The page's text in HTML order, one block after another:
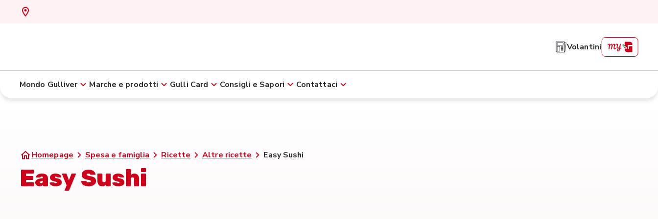
Volantini
Mondo Gulliver Marche e prodotti Gulli Card Consigli e Sapori Contattaci
Homepage Spesa e famiglia Ricette Altre ricette Easy Sushi
Easy Sushi